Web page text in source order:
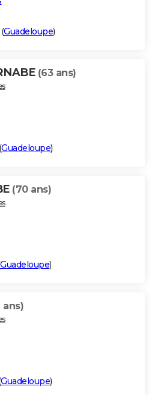
(Guadeloupe)
(63 ans)
(Guadeloupe)
(70 ans)
Guadeloupe)
ans)
Guadeloupe)